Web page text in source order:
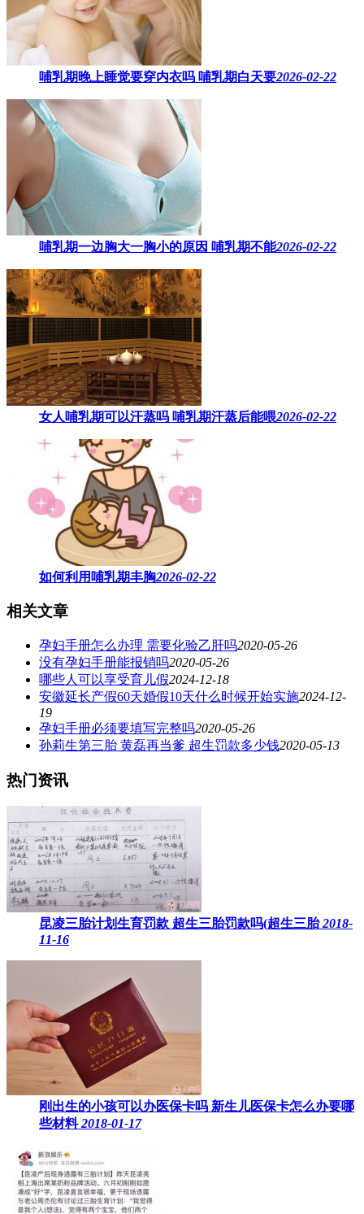
哺乳期晚上睡觉要穿内衣吗​ 哺乳期白天要2026-02-22
哺乳期一边胸大一胸小的原因​ 哺乳期不能2026-02-22
女人哺乳期可以汗蒸吗 ​哺乳期汗蒸后能喂2026-02-22
如何利用哺乳期丰胸2026-02-22
相关文章
孕妇手册怎么办理 需要化验乙肝吗2020-05-26
没有孕妇手册能报销吗2020-05-26
哪些人可以享受育儿假2024-12-18
安徽延长产假60天婚假10天什么时候开始实施2024-12-
19
孕妇手册必须要填写完整吗2020-05-26
孙莉生第三胎 黄磊再当爹 超生罚款多少钱2020-05-13
热门资讯
昆凌三胎计划生育罚款 超生三胎罚款吗(超生三胎 2018-
11-16
刚出生的小孩可以办医保卡吗 新生儿医保卡怎么办要哪
些材料 2018-01-17